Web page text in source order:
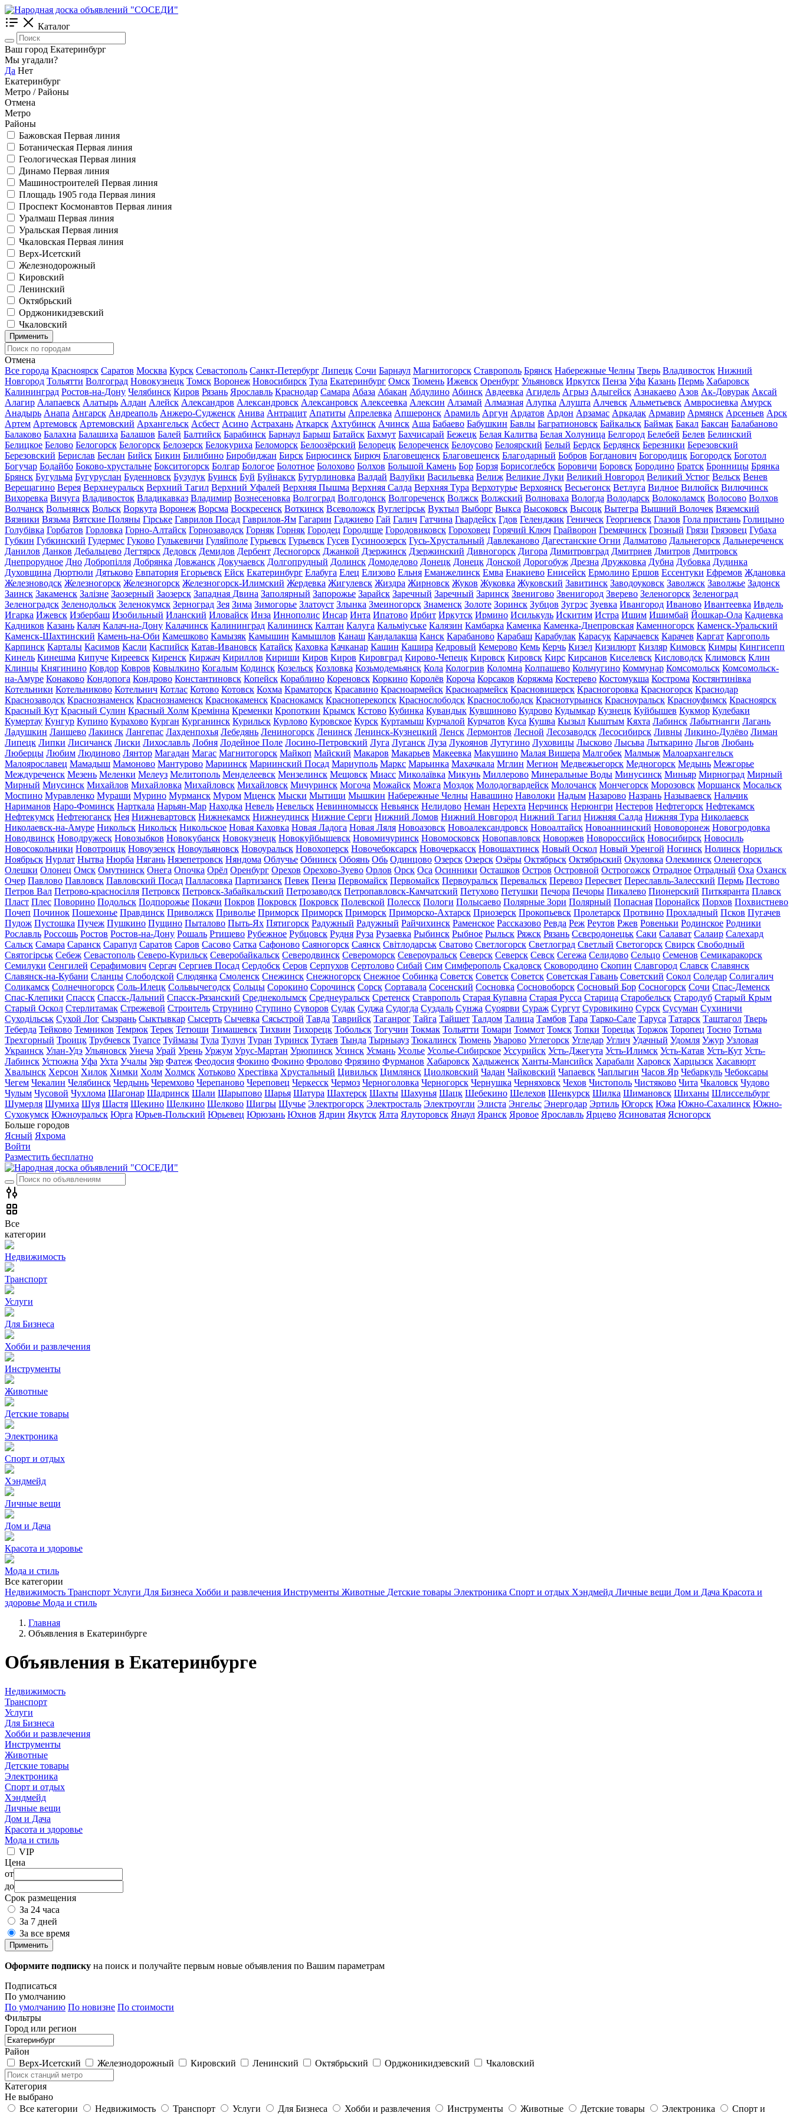
Каталог
Ваш город Екатеринбург
Мы угадали?
Да Нет
Екатеринбург
Метро / Районы
Отмена
Метро
Районы
Бажовская Первая линия
Ботаническая Первая линия
Геологическая Первая линия
Динамо Первая линия
Машиностроителей Первая линия
Площадь 1905 года Первая линия
Проспект Космонавтов Первая линия
Уралмаш Первая линия
Уральская Первая линия
Чкаловская Первая линия
Верх-Исетский
Железнодорожный
Кировский
Ленинский
Октябрьский
Орджоникидзевский
Чкаловский
Применить
Отмена
Все города Красноярск Саратов Москва Курск Севастополь Санкт-Петербург Липецк Сочи Барнаул Магнитогорск Ставрополь Брянск Набережные Челны Тверь Владивосток Нижний
Новгород Тольятти Волгоград Новокузнецк Томск Воронеж Новосибирск Тула Екатеринбург Омск Тюмень Ижевск Оренбург Ульяновск Иркутск Пенза Уфа Казань Пермь Хабаровск
Калининград Ростов-на-Дону Челябинск Киров Рязань Ярославль Краснодар Самара Абаза Абакан Абдулино Абинск Авдеевка Агидель Агрыз Адыгейск Азнакаево Азов Ак-Довурак Аксай
Алагир Алапаевск Алатырь Алдан Алейск Александров Александровск Алексанровск Алексеевка Алексин Алзамай Алмазная Алупка Алушта Алчевск Альметьевск Амвросиевка Амурск
Анадырь Анапа Ангарск Андреаполь Анжеро-Судженск Анива Антрацит Апатиты Апрелевка Апшеронск Арамиль Аргун Ардатов Ардон Арзамас Аркадак Армавир Армянск Арсеньев Арск
Артем Артемовск Артемовский Архангельск Асбест Асино Астрахань Аткарск Ахтубинск Ачинск Аша Бабаево Бабушкин Бавлы Багратионовск Байкальск Баймак Бакал Баксан Балабаново
Балаково Балахна Балашиха Балашов Балей Балтийск Барабинск Барнаул Барыш Батайск Бахмут Бахчисарай Бежецк Белая Калитва Белая Холуница Белгород Белебей Белев Белинский
Белицкое Белово Белогорск Белогорск Белозерск Белокуриха Беломорск Белоозёрский Белорецк Белореченск Белоусово Белоярский Белый Бердск Бердянск Березники Березовский
Березовский Берислав Беслан Бийск Бикин Билибино Биробиджан Бирск Бирюсинск Бирюч Благовещенск Благовещенск Благодарный Бобров Богданович Богородицк Богородск Боготол
Богучар Бодайбо Боково-хрустальне Бокситогорск Болгар Бологое Болотное Болохово Болхов Большой Камень Бор Борзя Борисоглебск Боровичи Боровск Бородино Братск Бронницы Брянка
Брянск Бугульма Бугуруслан Буденновск Бузулук Буинск Буй Буйнакск Бутурлиновка Валдай Валуйки Васильевка Велиж Великие Луки Великий Новгород Великий Устюг Вельск Венев
Верещагино Верея Верхнеуральск Верхний Тагил Верхний Уфалей Верхняя Пышма Верхняя Салда Верхняя Тура Верхотурье Верхоянск Весьегонск Ветлуга Видное Вилюйск Вилючинск
Вихоревка Вичуга Владивосток Владикавказ Владимир Вознесеновка Волгоград Волгодонск Волгореченск Волжск Волжский Волноваха Вологда Володарск Волоколамск Волосово Волхов
Волчанск Вольнянск Вольск Воркута Воронеж Ворсма Воскресенск Воткинск Всеволожск Вуглегірськ Вуктыл Выборг Выкса Высоковск Высоцк Вытегра Вышний Волочек Вяземский
Вязники Вязьма Вятские Поляны Гірське Гаврилов Посад Гаврилов-Ям Гагарин Гаджиево Гай Галич Гатчина Гвардейск Гдов Геленджик Геническ Георгиевск Глазов Гола пристань Голицыно
Голубівка Горбатов Горловка Горно-Алтайск Горнозаводск Горняк Горняк Городец Городище Городовиковск Гороховец Горячий Ключ Грайворон Гремячинск Грозный Грязи Грязовец Губаха
Губкин Губкинский Гудермес Гуково Гулькевичи Гуляйполе Гурьевск Гурьевск Гусев Гусиноозерск Гусь-Хрустальный Давлеканово Дагестанские Огни Далматово Дальнегорск Дальнереченск
Данилов Данков Дебальцево Дегтярск Дедовск Демидов Дербент Десногорск Джанкой Дзержинск Дзержинский Дивногорск Дигора Димитровград Дмитриев Дмитров Дмитровск
Днепрорудное Дно Добропілля Добрянка Довжанск Докучаевск Долгопрудный Долинск Домодедово Донецк Донецк Донской Дорогобуж Дрезна Дружковка Дубна Дубовка Дудинка
Духовщина Дюртюли Дятьково Евпатория Егорьевск Ейск Екатеринбург Елабуга Елец Елизово Ельня Еманжелинск Емва Енакиево Енисейск Ермолино Ершов Ессентуки Ефремов Ждановка
Железноводск Железногорск Железногорск Железногорск-Илимский Жердевка Жигулевск Жиздра Жирновск Жуков Жуковка Жуковский Завитинск Заводоуковск Заволжск Заволжье Задонск
Заинск Закаменск Залізне Заозерный Заозерск Западная Двина Заполярный Запорожье Зарайск Заречный Заречный Заринск Звенигово Звенигород Зверево Зеленогорск Зеленоград
Зеленоградск Зеленодольск Зеленокумск Зерноград Зея Зима Зимогорье Златоуст Злынка Змеиногорск Знаменск Золоте Зоринск Зубцов Зугрэс Зуевка Ивангород Иваново Ивантеевка Ивдель
Игарка Ижевск Избербаш Изобильный Иланский Иловайск Инза Иннополис Инсар Инта Ипатово Ирбит Иркутск Ирмино Исилькуль Искитим Истра Ишим Ишимбай Йошкар-Ола Кадиевка
Кадников Казань Калач Калач-на-Дону Калачинск Калининград Калининск Калтан Калуга Кальміуське Калязин Камбарка Каменка Каменка-Днепровская Каменногорск Каменск-Уральский
Каменск-Шахтинский Камень-на-Оби Камешково Камызяк Камышин Камышлов Канаш Кандалакша Канск Карабаново Карабаш Карабулак Карасук Карачаевск Карачев Каргат Каргополь
Карпинск Карталы Касимов Касли Каспийск Катав-Ивановск Катайск Каховка Качканар Кашин Кашира Кедровый Кемерово Кемь Керчь Кизел Кизилюрт Кизляр Кимовск Кимры Кингисепп
Кинель Кинешма Кипуче Киреевск Киренск Киржач Кириллов Кириши Киров Киров Кировград Кирово-Чепецк Кировск Кировск Кирс Кирсанов Киселевск Кисловодск Климовск Клин
Клинцы Княгинино Ковдор Ковров Ковылкино Когалым Кодинск Козельск Козловка Козьмодемьянск Кола Кологрив Коломна Колпашево Кольчугино Коммунар Комсомольск Комсомольск-
на-Амуре Конаково Кондопога Кондрово Константиновск Копейск Кораблино Кореновск Коркино Королёв Короча Корсаков Коряжма Костерево Костомукша Кострома Костянтинівка
Котельники Котельниково Котельнич Котлас Котово Котовск Кохма Краматорск Красавино Красноармейск Красноармейск Красновишерск Красногоровка Красногорск Краснодар
Краснозаводск Краснознаменск Краснознаменск Краснокаменск Краснокамск Красноперекопск Краснослободск Краснослободск Краснотурьинск Красноуральск Красноуфимск Красноярск
Красный Кут Красный Сулин Красный Холм Кремінна Кременки Кропоткин Крымск Кстово Кубинка Кувандык Кувшиново Кудрово Кудымкар Кузнецк Куйбышев Кукмор Кулебаки
Кумертау Кунгур Купино Курахово Курган Курганинск Курильск Курлово Куровское Курск Куртамыш Курчалой Курчатов Куса Кушва Кызыл Кыштым Кяхта Лабинск Лабытнанги Лагань
Ладушкин Лаишево Лакинск Лангепас Лахденпохья Лебедянь Лениногорск Ленинск Ленинск-Кузнецкий Ленск Лермонтов Лесной Лесозаводск Лесосибирск Ливны Ликино-Дулёво Лиман
Липецк Липки Лисичанск Лиски Лихославль Лобня Лодейное Поле Лосино-Петровский Луга Луганск Луза Лукоянов Лутугино Луховицы Лысково Лысьва Лыткарино Льгов Любань
Люберцы Любим Людиново Лянтор Магадан Магас Магнитогорск Майкоп Майский Макаров Макарьев Макеевка Макушино Малая Вишера Малгобек Малмыж Малоархангельск
Малоярославец Мамадыш Мамоново Мантурово Мариинск Мариинский Посад Мариуполь Маркс Марьинка Махачкала Мглин Мегион Медвежьегорск Медногорск Медынь Межгорье
Междуреченск Мезень Меленки Мелеуз Мелитополь Менделеевск Мензелинск Мещовск Миасс Миколаївка Микунь Миллерово Минеральные Воды Минусинск Миньяр Мирноград Мирный
Мирный Миусинск Михайлов Михайловка Михайловск Михайловск Мичуринск Могоча Можайск Можга Моздок Молодогвардейск Молочанск Мончегорск Морозовск Моршанск Мосальск
Моспино Муравленко Мураши Мурино Мурманск Муром Мценск Мыски Мытищи Мышкин Набережные Челны Навашино Наволоки Надым Назарово Назрань Называевск Нальчик
Нариманов Наро-Фоминск Нарткала Нарьян-Мар Находка Невель Невельск Невинномысск Невьянск Нелидово Неман Нерехта Нерчинск Нерюнгри Нестеров Нефтегорск Нефтекамск
Нефтекумск Нефтеюганск Нея Нижневартовск Нижнекамск Нижнеудинск Нижние Серги Нижний Ломов Нижний Новгород Нижний Тагил Нижняя Салда Нижняя Тура Николаевск
Николаевск-на-Амуре Никольск Никольск Никольское Новая Каховка Новая Ладога Новая Ляля Новоазовск Новоалександровск Новоалтайск Новоаннинский Нововоронеж Новогродовка
Новодвинск Новодружеск Новозыбков Новокубанск Новокузнецк Новокуйбышевск Новомичуринск Новомосковск Новопавловск Новоржев Новороссийск Новосибирск Новосиль
Новосокольники Новотроицк Новоузенск Новоульяновск Новоуральск Новохоперск Новочебоксарск Новочеркасск Новошахтинск Новый Оскол Новый Уренгой Ногинск Нолинск Норильск
Ноябрьск Нурлат Нытва Нюрба Нягань Нязепетровск Няндома Облучье Обнинск Обоянь Обь Одинцово Озерск Озерск Озёры Октябрьск Октябрьский Окуловка Олекминск Оленегорск
Олешки Олонец Омск Омутнинск Онега Опочка Орёл Оренбург Орехов Орехово-Зуево Орлов Орск Оса Осинники Осташков Остров Островной Острогожск Отрадное Отрадный Оха Оханск
Очер Павлово Павловск Павловский Посад Палласовка Партизанск Певек Пенза Первомайск Первомайск Первоуральск Перевальск Перевоз Пересвет Переславль-Залесский Пермь Пестово
Петров Вал Петрово-красносілля Петровск Петровск-Забайкальский Петрозаводск Петропавловск-Камчатский Петухово Петушки Печора Печоры Пикалево Пионерский Питкяранта Плавск
Пласт Плес Поворино Подольск Подпорожье Покачи Покров Покровск Покровск Полевской Полесск Пологи Полысаево Полярные Зори Полярный Попасная Поронайск Порхов Похвистнево
Почеп Починок Пошехонье Правдинск Приволжск Приволье Приморск Приморск Приморск Приморско-Ахтарск Приозерск Прокопьевск Пролетарск Протвино Прохладный Псков Пугачев
Пудож Пустошка Пучеж Пушкино Пущино Пыталово Пыть-Ях Пятигорск Радужный Радужный Райчихинск Раменское Рассказово Ревда Реж Реутов Ржев Ровеньки Родинское Родники
Рославль Россошь Ростов Ростов-на-Дону Рошаль Ртищево Рубежное Рубцовск Рудня Руза Рузаевка Рыбинск Рыбное Рыльск Ряжск Рязань Сєвєродонецьк Саки Салават Салаир Салехард
Сальск Самара Саранск Сарапул Саратов Саров Сасово Сатка Сафоново Саяногорск Саянск Світлодарськ Сватово Светлогорск Светлоград Светлый Светогорск Свирск Свободный
Святогірськ Себеж Севастополь Северо-Курильск Северобайкальск Северодвинск Североморск Североуральск Северск Северск Севск Сегежа Селидово Сельцо Семенов Семикаракорск
Семилуки Сенгилей Серафимович Сергач Сергиев Посад Сердобск Серов Серпухов Сертолово Сибай Сим Симферополь Скадовск Сковородино Скопин Славгород Славск Славянск
Славянск-на-Кубани Сланцы Слободской Слюдянка Смоленск Снежинск Снежногорск Снежное Собинка Советск Советск Советск Советская Гавань Советский Сокол Соледар Солигалич
Соликамск Солнечногорск Соль-Илецк Сольвычегодск Сольцы Сорокино Сорочинск Сорск Сортавала Сосенский Сосновка Сосновоборск Сосновый Бор Сосногорск Сочи Спас-Деменск
Спас-Клепики Спасск Спасск-Дальний Спасск-Рязанский Среднеколымск Среднеуральск Сретенск Ставрополь Старая Купавна Старая Русса Старица Старобельск Стародуб Старый Крым
Старый Оскол Стерлитамак Стрежевой Строитель Струнино Ступино Суворов Судак Суджа Судогда Суздаль Сунжа Суоярви Сураж Сургут Суровикино Сурск Сусуман Сухиничи
Суходільськ Сухой Лог Сызрань Сыктывкар Сысерть Сычевка Сясьстрой Тавда Таврийск Таганрог Тайга Тайшет Талдом Талица Тамбов Тара Тарко-Сале Таруса Татарск Таштагол Тверь
Теберда Тейково Темников Темрюк Терек Тетюши Тимашевск Тихвин Тихорецк Тобольск Тогучин Токмак Тольятти Томари Томмот Томск Топки Торецьк Торжок Торопец Тосно Тотьма
Трехгорный Троицк Трубчевск Туапсе Туймазы Тула Тулун Туран Туринск Тутаев Тында Тырныауз Тюкалинск Тюмень Уварово Углегорск Угледар Углич Удачный Удомля Ужур Узловая
Украинск Улан-Удэ Ульяновск Унеча Урай Урень Уржум Урус-Мартан Урюпинск Усинск Усмань Усолье Усолье-Сибирское Уссурийск Усть-Джегута Усть-Илимск Усть-Катав Усть-Кут Усть-
Лабинск Устюжна Уфа Ухта Учалы Уяр Фатеж Феодосия Фокино Фокино Фролово Фрязино Фурманов Хабаровск Хадыженск Ханты-Мансийск Харабали Харовск Харцызск Хасавюрт
Хвалынск Херсон Хилок Химки Холм Холмск Хотьково Хрестівка Хрустальный Цивильск Цимлянск Циолковский Чадан Чайковский Чапаевск Чаплыгин Часов Яр Чебаркуль Чебоксары
Чегем Чекалин Челябинск Чердынь Черемхово Черепаново Череповец Черкесск Чермоз Черноголовка Черногорск Чернушка Черняховск Чехов Чистополь Чистяково Чита Чкаловск Чудово
Чулым Чусовой Чухлома Шагонар Шадринск Шали Шарыпово Шарья Шатура Шахтерск Шахты Шахунья Шацк Шебекино Шелехов Шенкурск Шилка Шимановск Шиханы Шлиссельбург
Шумерля Шумиха Шуя Щастя Щекино Щелкино Щелково Щигры Щучье Электрогорск Электросталь Электроугли Элиста Энгельс Энергодар Эртиль Югорск Южа Южно-Сахалинск Южно-
Сухокумск Южноуральск Юрга Юрьев-Польский Юрьевец Юрюзань Юхнов Ядрин Якутск Ялта Ялуторовск Янаул Яранск Яровое Ярославль Ярцево Ясиноватая Ясногорск
Больше городов
Ясный Яхрома
Войти
Разместить бесплатно
Все
категории
Недвижимость
Транспорт
Услуги
Для Бизнеса
Хобби и развлечения
Инструменты
Животные
Детские товары
Электроника
Спорт и отдых
Хэндмейд
Личные вещи
Дом и Дача
Красота и здоровье
Мода и стиль
Все категории
Недвижимость Транспорт Услуги Для Бизнеса Хобби и развлечения Инструменты Животные Детские товары Электроника Спорт и отдых Хэндмейд Личные вещи Дом и Дача Красота и
здоровье Мода и стиль
Главная
Объявления в Екатеринбурге
Объявления в Екатеринбурге
Недвижимость
Транспорт
Услуги
Для Бизнеса
Хобби и развлечения
Инструменты
Животные
Детские товары
Электроника
Спорт и отдых
Хэндмейд
Личные вещи
Дом и Дача
Красота и здоровье
Мода и стиль
VIP
Цена
от
до
Срок размещения
За 24 часа
За 7 дней
За все время
Применить
Оформите подписку на поиск и получайте первым новые объявления по Вашим параметрам
Подписаться
По умолчанию
По умолчанию По новизне По стоимости
Фильтры
Город или регион
Район
Верх-Исетский
Железнодорожный Кировский Ленинский Октябрьский Орджоникидзевский Чкаловский
Категория
Не выбрано
Все категории
Недвижимость Транспорт Услуги Для Бизнеса Хобби и развлечения Инструменты Животные Детские товары Электроника
Спорт и